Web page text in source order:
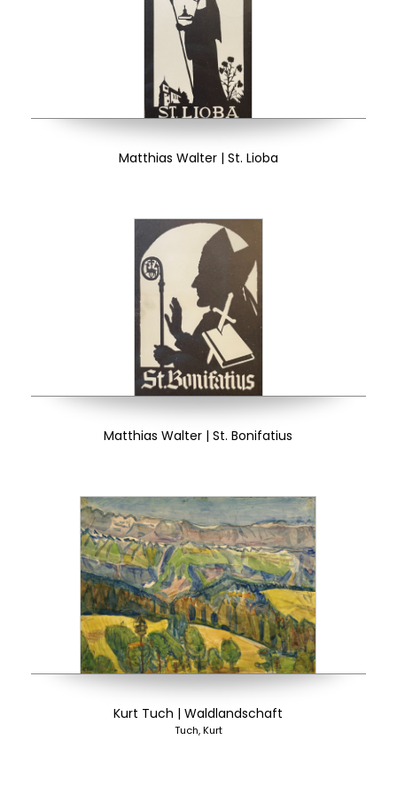
Matthias Walter | St. Lioba
Matthias Walter | St. Bonifatius
Kurt Tuch | Waldlandschaft
Tuch, Kurt